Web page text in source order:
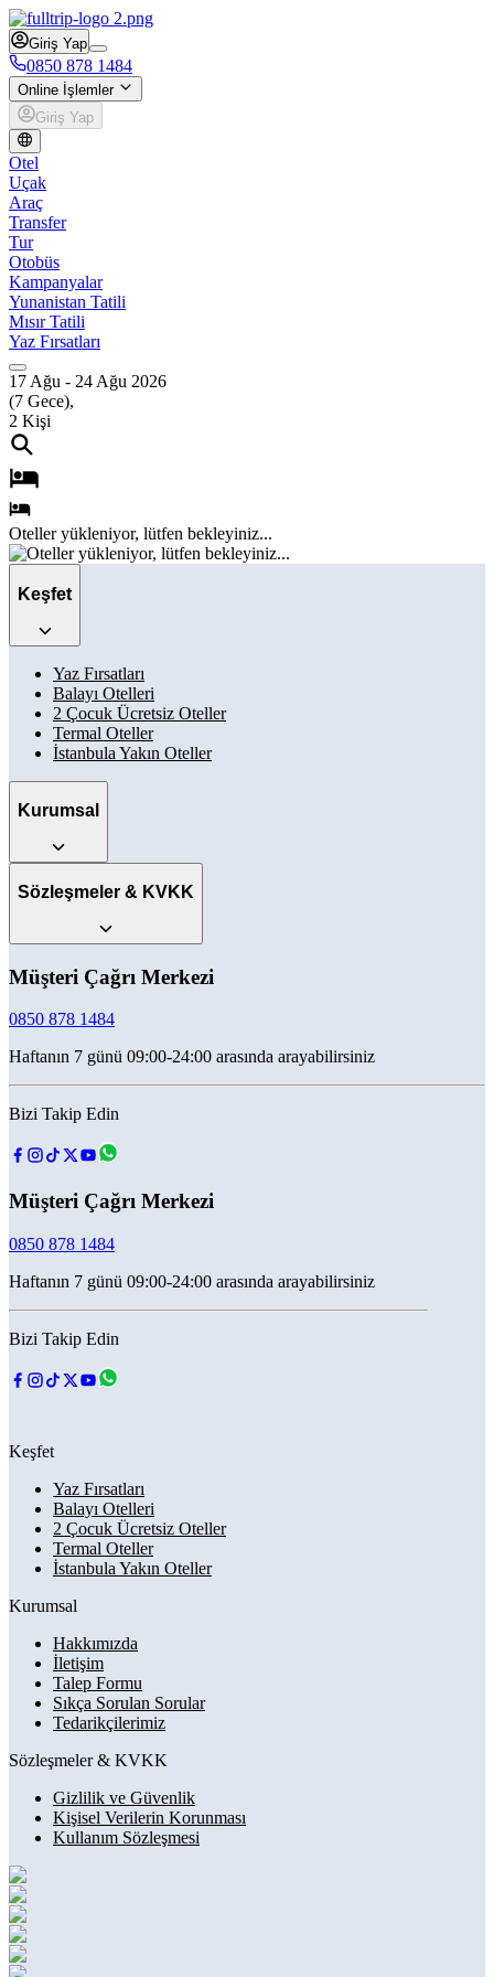
Giriş Yap
0850 878 1484
Online İşlemler
Giriş Yap
Otel
Uçak
Araç
Transfer
Tur
Otobüs
Kampanyalar
Yunanistan Tatili
Mısır Tatili
Yaz Fırsatları
17 Ağu - 24 Ağu 2026
(7 Gece),
2 Kişi
Otelleryükleniyor, lütfen bekleyiniz...
Keşfet
Yaz Fırsatları
Balayı Otelleri
2 Çocuk Ücretsiz Oteller
Termal Oteller
İstanbula Yakın Oteller
Kurumsal
Sözleşmeler & KVKK
Müşteri Çağrı Merkezi
0850 878 1484
Haftanın 7 günü 09:00-24:00 arasında arayabilirsiniz
Bizi Takip Edin
Müşteri Çağrı Merkezi
0850 878 1484
Haftanın 7 günü 09:00-24:00 arasında arayabilirsiniz
Bizi Takip Edin
Keşfet
Yaz Fırsatları
Balayı Otelleri
2 Çocuk Ücretsiz Oteller
Termal Oteller
İstanbula Yakın Oteller
Kurumsal
Hakkımızda
İletişim
Talep Formu
Sıkça Sorulan Sorular
Tedarikçilerimiz
Sözleşmeler & KVKK
Gizlilik ve Güvenlik
Kişisel Verilerin Korunması
Kullanım Sözleşmesi